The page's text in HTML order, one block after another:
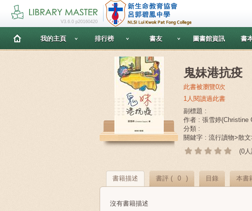
V3.6.0 p20160420
我的主頁 排行榜 書友 圖書館資訊 書
鬼妹港抗疫
此書被瀏覽0次
1人閱讀過此書
副標題 :
作者 : 張雪婷(Christine
分類 :
關鍵字 : 流行讀物>散
(0
書籍描述 書評 ( 0 ) 目錄 本書
沒有書籍描述